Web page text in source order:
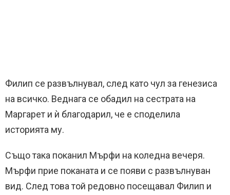
Филип се развълнувал, след като чул за генезиса
на всичко. Веднага се обадил на сестрата на
Маргарет и ѝ благодарил, че е споделила
историята му.
Също така поканил Мърфи на коледна вечеря.
Мърфи прие поканата и се появи с развълнуван
вид. След това той редовно посещавал Филип и